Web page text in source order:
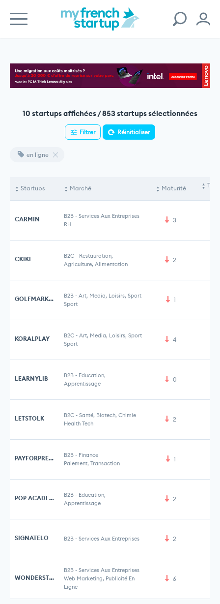
10 startups affichées / 853 startups sélectionnées
Filtrer Réinitialiser
en ligne
Startups Marché Maturité
CARMIN B2B - Services Aux Entreprises
RH
3
CKIKI B2C - Restauration,
Agriculture, Alimentation
2
GOLFMARKETPLACE B2B - Art, Media, Loisirs, Sport
Sport
1
KORALPLAY B2C - Art, Media, Loisirs, Sport
Sport
4
LEARNYLIB B2B - Education,
Apprentissage
0
LETSTOLK B2C - Santé, Biotech, Chimie
Health Tech
2
PAYFORPRESS B2B - Finance
Paiement, Transaction
1
POP ACADEMY B2B - Education,
Apprentissage
2
SIGNATELO B2B - Services Aux Entreprises 2
WONDERSTUDIOS
B2B - Services Aux Entreprises
Web Marketing, Publicité En
Ligne
6